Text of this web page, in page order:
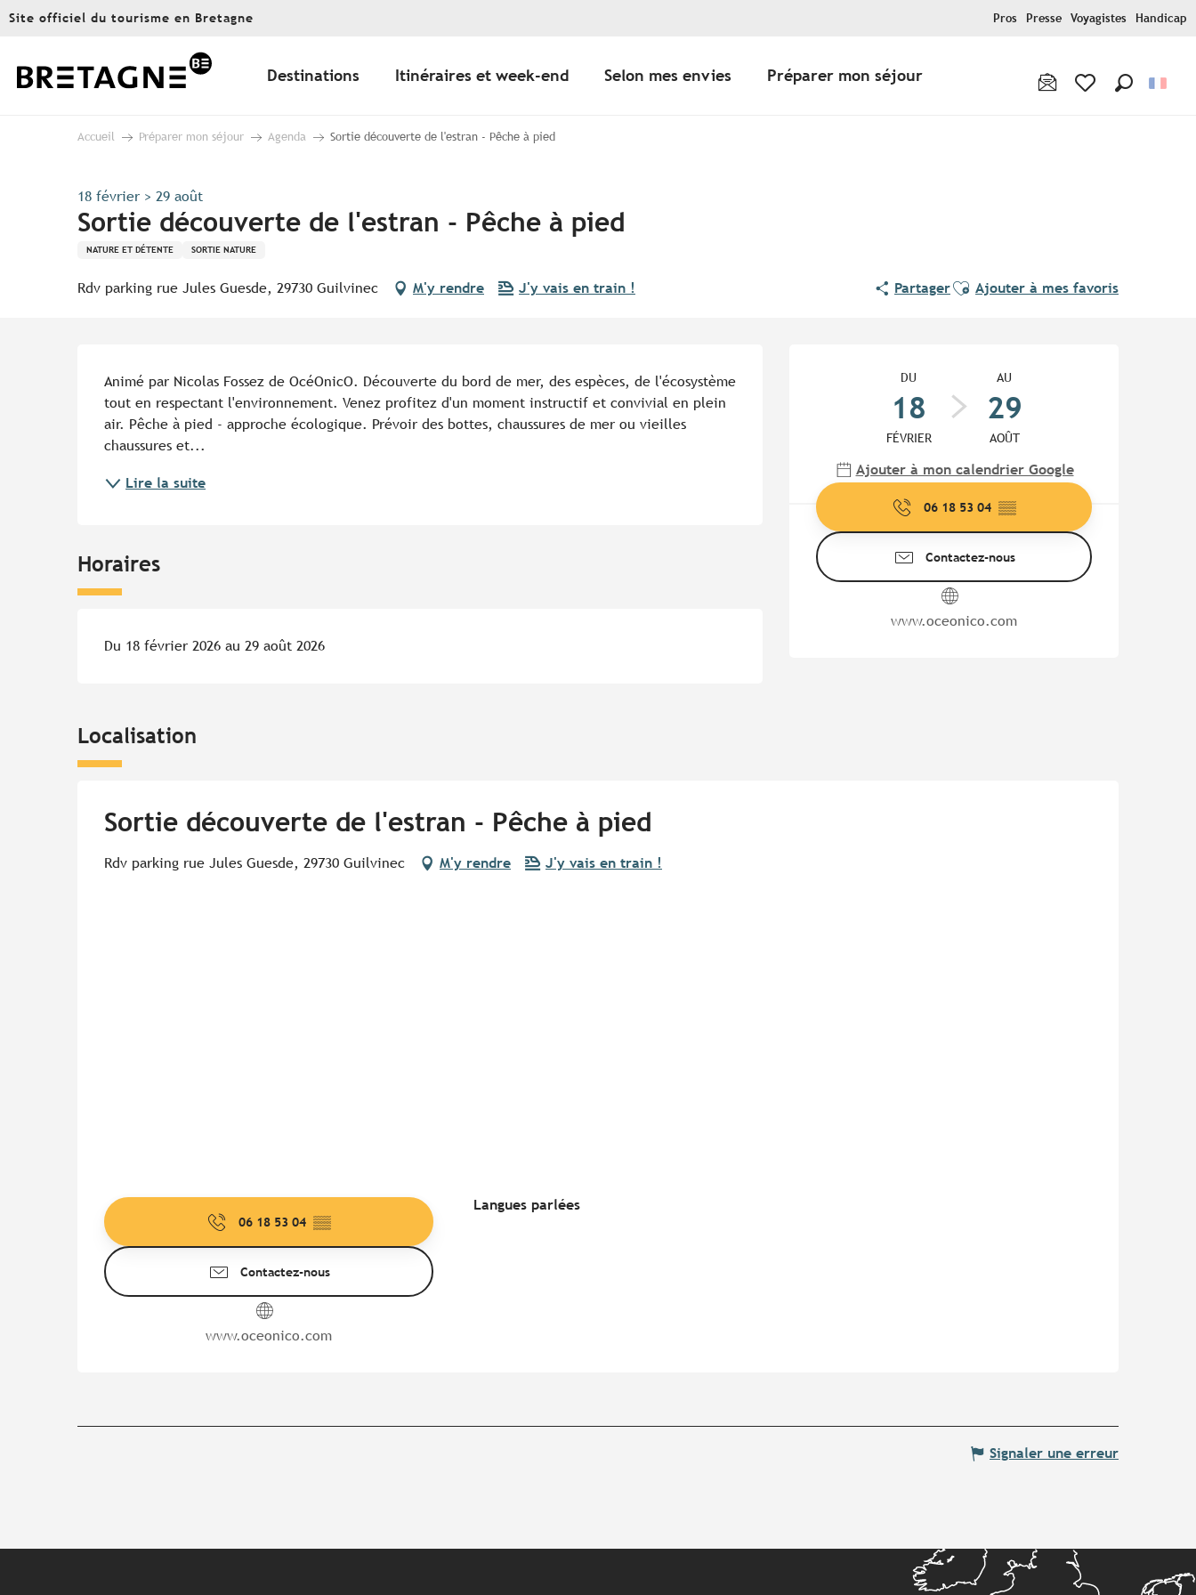
Aller
principal
Site officiel du tourisme en Bretagne Pros Presse Voyagistes Handicap
Destinations Itinéraires et week-end Selon mes envies Préparer mon séjour
Accueil Préparer mon séjour Agenda Sortie découverte de l'estran - Pêche à pied
18 février > 29 août
Sortie découverte de l'estran - Pêche à pied
NATURE ET DÉTENTE SORTIE NATURE
Rdv parking rue Jules Guesde, 29730 Guilvinec M'y rendre J'y vais en train ! PartagerAjouter aux favoris
Ajouter à mes favoris
DU
18
FÉVRIER
AU
29
AOÛT
Ajouter à mon calendrier Google
06 18 53 04 ▒▒
Contactez-nous
www.oceonico.com
Animé par Nicolas Fossez de OcéOnicO. Découverte du bord de mer, des espèces, de l'écosystème
tout en respectant l'environnement. Venez profitez d'un moment instructif et convivial en plein
air. Pêche à pied - approche écologique. Prévoir des bottes, chaussures de mer ou vieilles
chaussures et...
Lire la suite
Horaires
Du 18 février 2026 au 29 août 2026
Localisation
Sortie découverte de l'estran - Pêche à pied
Rdv parking rue Jules Guesde, 29730 Guilvinec M'y rendre J'y vais en train !
06 18 53 04 ▒▒
Contactez-nous
www.oceonico.com
Langues parlées
Langues parlées
Signaler une erreur